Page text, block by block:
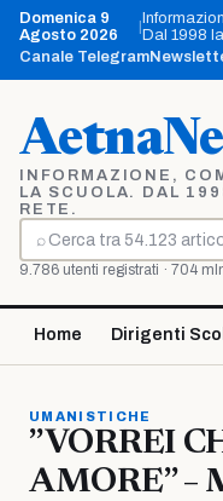
Vai
contenuto
Domenica 9
Agosto 2026
|Dal 1998
Canale Telegram
INFORMAZIONE,
LA SCUOLA. DAL
RETE.
⌕
Cerca
9.786 utenti registrati · 704
Home Dirigenti
UMANISTICHE
”VORREI
AMORE” –